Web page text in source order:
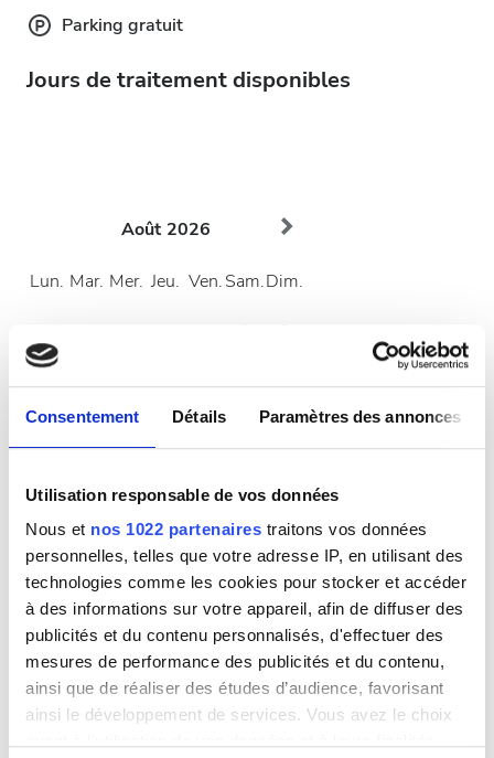
Consentement Détails Paramètres des annonces
Utilisation responsable de vos données
Nous et nos 1022 partenaires traitons vos données
personnelles, telles que votre adresse IP, en utilisant des
technologies comme les cookies pour stocker et accéder
à des informations sur votre appareil, afin de diffuser des
publicités et du contenu personnalisés, d'effectuer des
mesures de performance des publicités et du contenu,
ainsi que de réaliser des études d’audience, favorisant
ainsi le développement de services. Vous avez le choix
Parking gratuit
Jours de traitement disponibles
Août 2026
Lun. Mar. Mer. Jeu. Ven.Sam.Dim.
10
11 12 13 14
16
24
25 26 27 28 29
30
31
Heures d’ouverture
Lundi 07:00 - 19:00